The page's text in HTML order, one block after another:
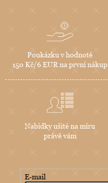
Poukázku v hodnotě
150 Kč/6 EUR na první nákup
Nabídky ušité na míru
právě vám
E-mail